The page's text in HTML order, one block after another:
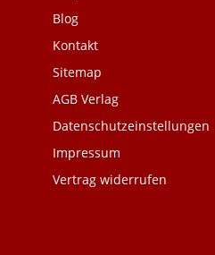
Blog
Kontakt
Sitemap
AGB Verlag
Datenschutzeinstellungen
Impressum
Vertrag widerrufen